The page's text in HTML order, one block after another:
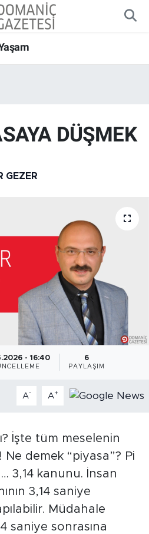
DÜŞMEK
GEZER
- 16:40 6
PAYLAŞIM
A- A+
İşte tüm meselenin
Ne demek “piyasa”? Pi
3,14 kanunu. İnsan
3,14 saniye
Müdahale
saniye sonrasına